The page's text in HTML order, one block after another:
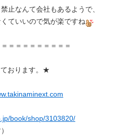
止なんて会社もあるようで、
ていいので気が楽ですね
＝＝＝＝＝＝＝＝＝
おります。★
book/shop/3103820/